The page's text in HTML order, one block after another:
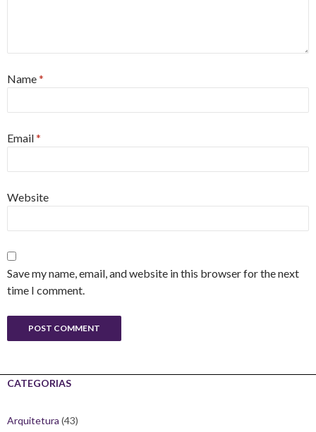
Name*
Email*
Website
Save my name, email, and website in this browser for the next
time I comment.
CATEGORIAS
Arquitetura (43)